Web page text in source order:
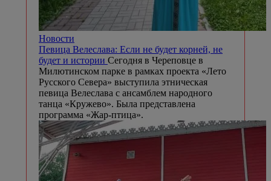
Новости
Певица Велеслава: Если не будет корней, не
будет и истории Сегодня в Череповце в
Милютинском парке в рамках проекта «Лето
Русского Севера» выступила этническая
певица Велеслава с ансамблем народного
танца «Кружево». Была представлена
программа «Жар-птица».